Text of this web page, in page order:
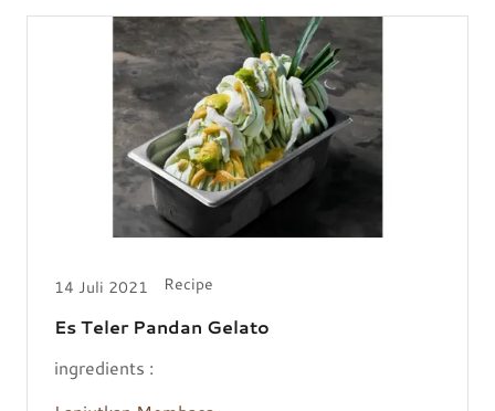
14 Juli 2021 Recipe
Es Teler Pandan Gelato
ingredients :